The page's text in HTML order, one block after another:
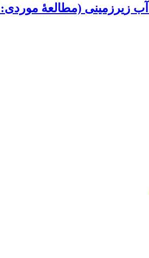
زیرزمینی (مطالعۀ موردی: